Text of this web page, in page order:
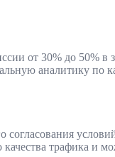
от 30% до 50%
аналитику
согласования
трафика и